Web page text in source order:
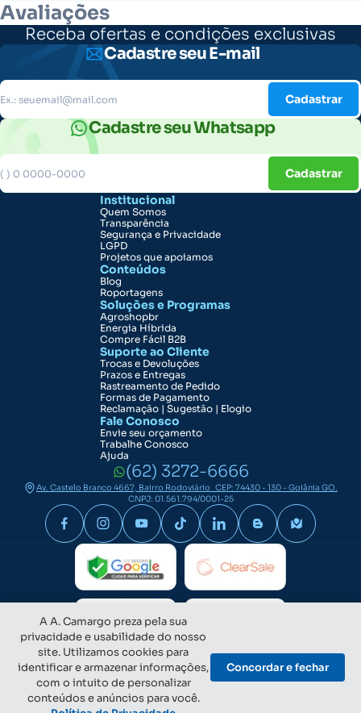
Avaliações
Receba ofertas e condições exclusivas
Cadastre seu E-mail
Cadastrar
Cadastre seu Whatsapp
Cadastrar
Institucional
Quem Somos
Transparência
Segurança e Privacidade
LGPD
Projetos que apoiamos
Conteúdos
Blog
Roportagens
Soluções e Programas
Agroshopbr
Energia Híbrida
Compre Fácil B2B
Suporte ao Cliente
Trocas e Devoluções
Prazos e Entregas
Rastreamento de Pedido
Formas de Pagamento
Reclamação | Sugestão | Elogio
Fale Conosco
Envie seu orçamento
Trabalhe Conosco
Ajuda
(62) 3272-6666
Av. Castelo Branco 4667, Bairro Rodoviário CEP: 74430 - 130 - Goiânia GO.
CNPJ: 01.561.794/0001-25
A A. Camargo preza pela sua
privacidade e usabilidade do nosso
site. Utilizamos cookies para
identificar e armazenar informações,
com o intuito de personalizar
conteúdos e anúncios para você.
Concordar e fechar